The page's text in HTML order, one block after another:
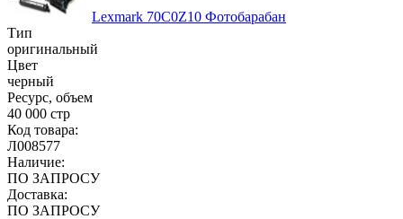
Lexmark 70C0Z10 Фотобарабан
Тип
оригинальный
Цвет
черный
Ресурс, объем
40 000 стр
Код товара:
Л008577
Наличие:
ПО ЗАПРОСУ
Доставка:
ПО ЗАПРОСУ